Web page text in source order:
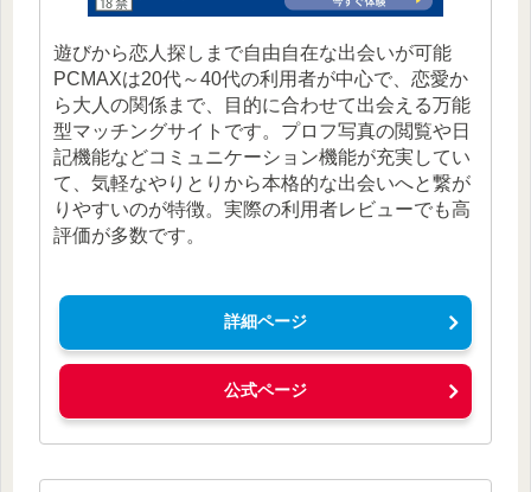
遊びから恋人探しまで自由自在な出会いが可能
PCMAXは20代～40代の利用者が中心で、恋愛か
ら大人の関係まで、目的に合わせて出会える万能
型マッチングサイトです。プロフ写真の閲覧や日
記機能などコミュニケーション機能が充実してい
て、気軽なやりとりから本格的な出会いへと繋が
りやすいのが特徴。実際の利用者レビューでも高
評価が多数です。
詳細ページ
公式ページ